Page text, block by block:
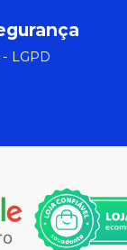
LGPD